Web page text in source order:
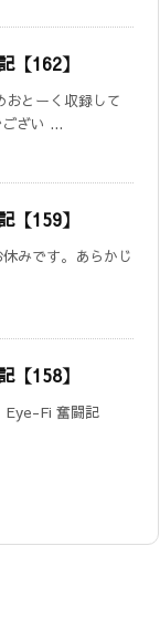
【162】
おとーく収録して
ざい ...
【159】
みです。あらかじ
【158】
Eye-Fi 奮闘記